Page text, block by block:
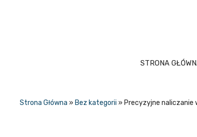
STRONA
Strona Główna » Bez kategorii » Precyzyjne naliczanie